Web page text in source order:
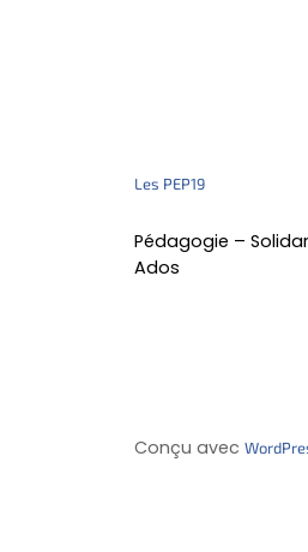
Les PEP19
Pédagogie –
Ados
Conçu avec